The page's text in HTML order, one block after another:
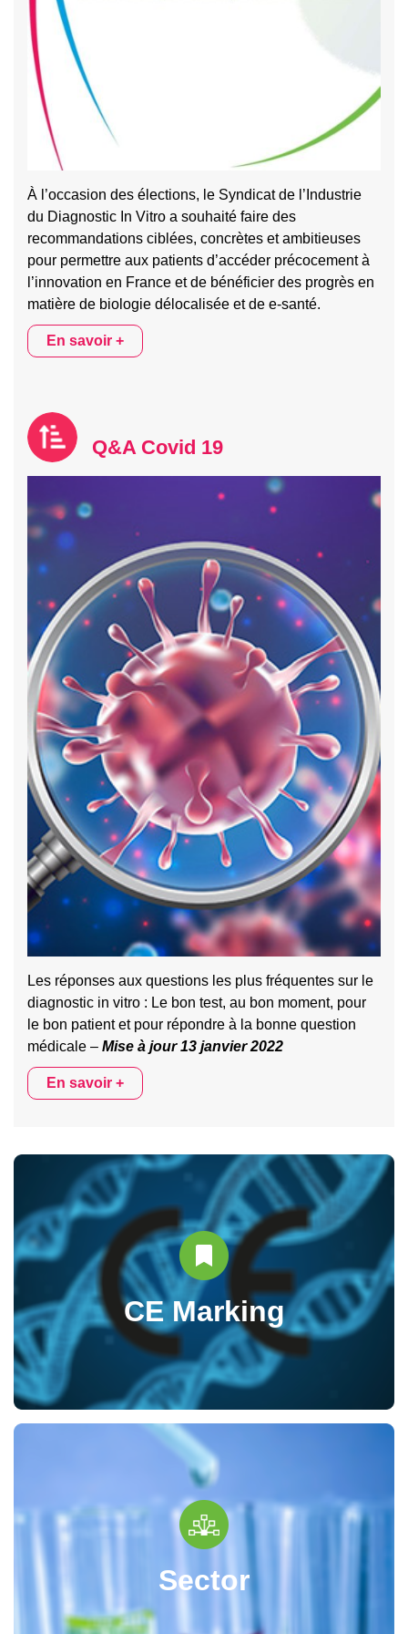
À l’occasion des élections, le Syndicat de l’Industrie
du Diagnostic In Vitro a souhaité faire des
recommandations ciblées, concrètes et ambitieuses
pour permettre aux patients d’accéder précocement à
l’innovation en France et de bénéficier des progrès en
matière de biologie délocalisée et de e-santé.
En savoir +
Q&A Covid 19
Les réponses aux questions les plus fréquentes sur le
diagnostic in vitro : Le bon test, au bon moment, pour
le bon patient et pour répondre à la bonne question
médicale – Mise à jour 13 janvier 2022
En savoir +
CE Marking
Sector